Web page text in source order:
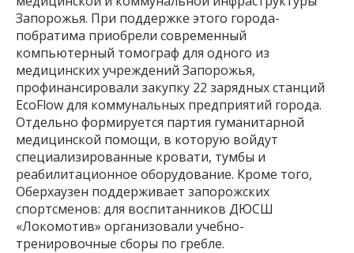
Запорожья. При поддержке этого города-
побратима приобрели современный
компьютерный томограф для одного из
медицинских учреждений Запорожья,
профинансировали закупку 22 зарядных станций
EcoFlow для коммунальных предприятий города.
Отдельно формируется партия гуманитарной
медицинской помощи, в которую войдут
специализированные кровати, тумбы и
реабилитационное оборудование. Кроме того,
Оберхаузен поддерживает запорожских
спортсменов: для воспитанников ДЮСШ
«Локомотив» организовали учебно-
тренировочные сборы по гребле.